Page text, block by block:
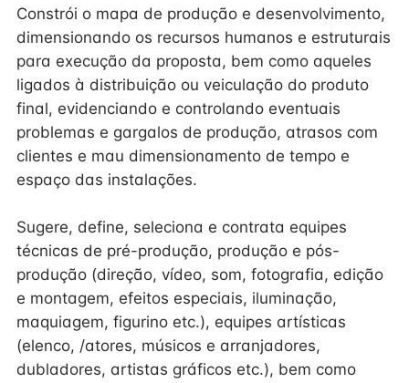
Constrói o mapa de produção e desenvolvimento,
dimensionando os recursos humanos e estruturais
para execução da proposta, bem como aqueles
ligados à distribuição ou veiculação do produto
final, evidenciando e controlando eventuais
problemas e gargalos de produção, atrasos com
clientes e mau dimensionamento de tempo e
espaço das instalações.
Sugere, define, seleciona e contrata equipes
técnicas de pré-produção, produção e pós-
produção (direção, vídeo, som, fotografia, edição
e montagem, efeitos especiais, iluminação,
maquiagem, figurino etc.), equipes artísticas
(elenco, /atores, músicos e arranjadores,
dubladores, artistas gráficos etc.), bem como